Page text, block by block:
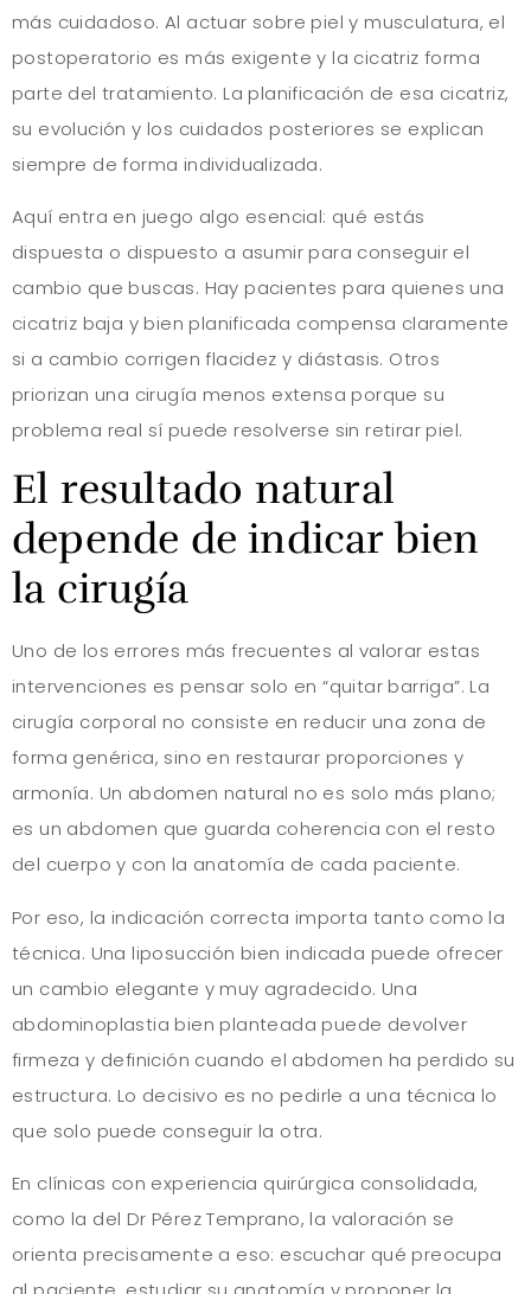
más cuidadoso. Al actuar sobre piel y musculatura, el
postoperatorio es más exigente y la cicatriz forma
parte del tratamiento. La planificación de esa cicatriz,
su evolución y los cuidados posteriores se explican
siempre de forma individualizada.
Aquí entra en juego algo esencial: qué estás
dispuesta o dispuesto a asumir para conseguir el
cambio que buscas. Hay pacientes para quienes una
cicatriz baja y bien planificada compensa claramente
si a cambio corrigen flacidez y diástasis. Otros
priorizan una cirugía menos extensa porque su
problema real sí puede resolverse sin retirar piel.
El resultado natural
depende de indicar bien
la cirugía
Uno de los errores más frecuentes al valorar estas
intervenciones es pensar solo en “quitar barriga”. La
cirugía corporal no consiste en reducir una zona de
forma genérica, sino en restaurar proporciones y
armonía. Un abdomen natural no es solo más plano;
es un abdomen que guarda coherencia con el resto
del cuerpo y con la anatomía de cada paciente.
Por eso, la indicación correcta importa tanto como la
técnica. Una liposucción bien indicada puede ofrecer
un cambio elegante y muy agradecido. Una
abdominoplastia bien planteada puede devolver
firmeza y definición cuando el abdomen ha perdido su
estructura. Lo decisivo es no pedirle a una técnica lo
que solo puede conseguir la otra.
En clínicas con experiencia quirúrgica consolidada,
como la del Dr Pérez Temprano, la valoración se
orienta precisamente a eso: escuchar qué preocupa